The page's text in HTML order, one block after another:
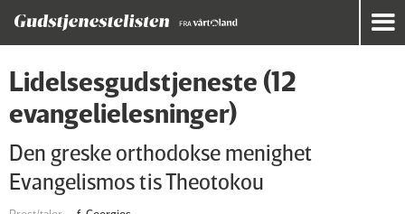
Lidelsesgudstjeneste (12
evangelielesninger)
Den greske orthodokse menighet
Evangelismos tis Theotokou